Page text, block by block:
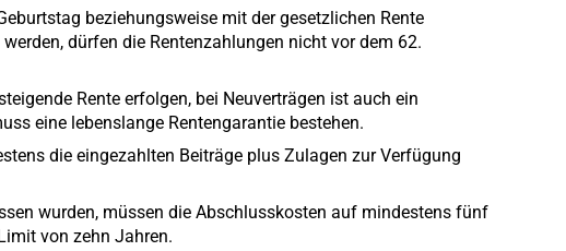
beziehungsweise mit der gesetzlichen Rente
dürfen die Rentenzahlungen nicht vor dem 62.
Rente erfolgen, bei Neuverträgen ist auch ein
eine lebenslange Rentengarantie bestehen.
die eingezahlten Beiträge plus Zulagen zur Verfügung
wurden, müssen die Abschlusskosten auf mindestens fünf
von zehn Jahren.